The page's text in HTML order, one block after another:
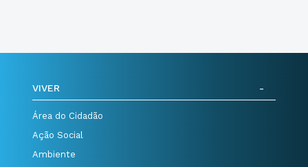
VIVER
Área do Cidadão
Ação Social
Ambiente